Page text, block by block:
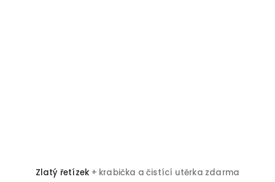
Zlatý řetízek + krabička a čistící utěrka zdarma